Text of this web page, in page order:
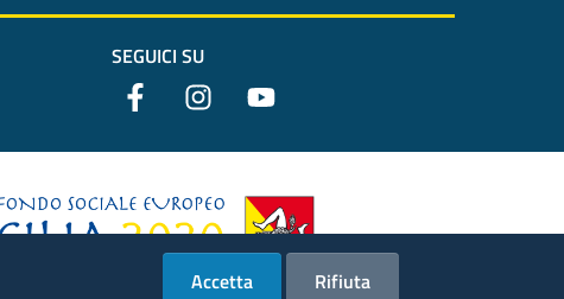
SEGUICI SU
Accetta Rifiuta